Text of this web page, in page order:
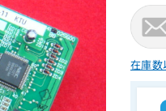
在庫数